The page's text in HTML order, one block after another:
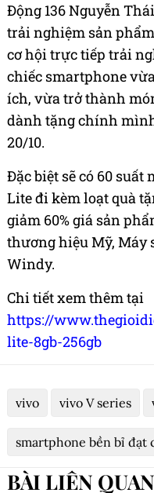
Động 136 Nguyễn
trải nghiệm sản
cơ hội trực tiếp trải
chiếc smartphone
ích, vừa trở thành
dành tặng chính
20/10.
Đặc biệt sẽ có 60
Lite đi kèm loạt quà
giảm 60% giá sản
thương hiệu Mỹ, Máy
Windy.
Chi tiết xem thêm tại
https://
lite-8gb-256gb
vivo vivo V series
smartphone bền bỉ đạt
BÀI LIÊN QUAN